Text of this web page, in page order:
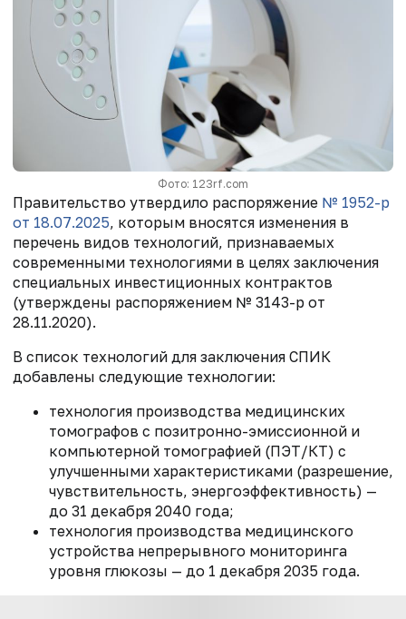
Фото: 123rf.com
Правительство утвердило распоряжение № 1952-р
от 18.07.2025, которым вносятся изменения в
перечень видов технологий, признаваемых
современными технологиями в целях заключения
специальных инвестиционных контрактов
(утверждены распоряжением № 3143-р от
28.11.2020).
В список технологий для заключения СПИК
добавлены следующие технологии:
технология производства медицинских
томографов с позитронно-эмиссионной и
компьютерной томографией (ПЭТ/КТ) с
улучшенными характеристиками (разрешение,
чувствительность, энергоэффективность) —
до 31 декабря 2040 года;
технология производства медицинского
устройства непрерывного мониторинга
уровня глюкозы — до 1 декабря 2035 года.